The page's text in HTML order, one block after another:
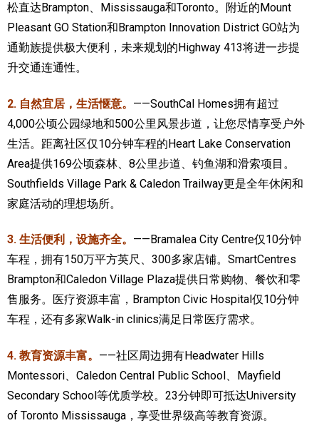
松直达Brampton、Mississauga和Toronto。附近的Mount
Pleasant GO Station和Brampton Innovation District GO站为
通勤族提供极大便利，未来规划的Highway 413将进一步提
升交通连通性。
2. 自然宜居，生活惬意。 ——SouthCal Homes拥有超过
4,000公顷公园绿地和500公里风景步道，让您尽情享受户外
生活。距离社区仅10分钟车程的Heart Lake Conservation
Area提供169公顷森林、8公里步道、钓鱼湖和滑索项目。
Southfields Village Park & Caledon Trailway更是全年休闲和
家庭活动的理想场所。
3. 生活便利，设施齐全。 ——Bramalea City Centre仅10分钟
车程，拥有150万平方英尺、300多家店铺。SmartCentres
Brampton和Caledon Village Plaza提供日常购物、餐饮和零
售服务。医疗资源丰富，Brampton Civic Hospital仅10分钟
车程，还有多家Walk-in clinics满足日常医疗需求。
4. 教育资源丰富。 ——社区周边拥有Headwater Hills
Montessori、Caledon Central Public School、Mayfield
Secondary School等优质学校。23分钟即可抵达University
of Toronto Mississauga，享受世界级高等教育资源。